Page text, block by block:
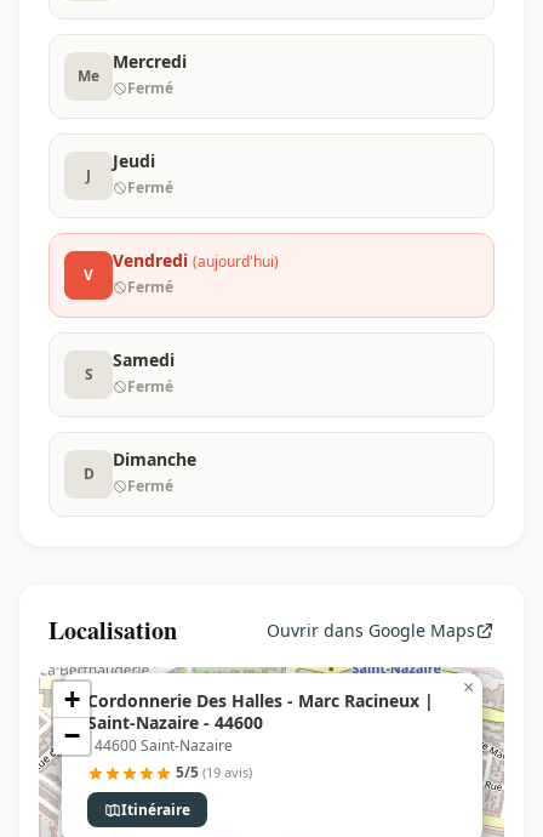
Me
Mercredi
Fermé
J
Jeudi
Fermé
V
Vendredi (aujourd'hui)
Fermé
S
Samedi
Fermé
D
Dimanche
Fermé
Localisation Ouvrir dans Google Maps
Cordonnerie Des Halles - Marc Racineux |
Saint-Nazaire - 44600
, 44600 Saint-Nazaire
5/5 (19 avis)
Itinéraire
×
+
−